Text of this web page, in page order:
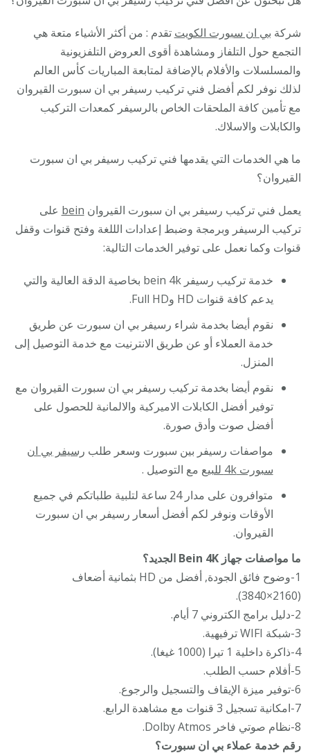
شركة بي ان سبورت الكويت تقدم : من أكثر الأشياء متعة هي
التجمع حول التلفاز ومشاهدة أقوى العروض التلفزيونية
والمسلسلات والأفلام بالإضافة لمتابعة المباريات كأس العالم
لذلك نوفر لكم أفضل فني تركيب رسيفر بي ان سبورت القيروان
مع تأمين كافة الملحقات الخاص بالرسيفر كمعدات التركيب
والكابلات والاسلاك.
ما هي الخدمات التي يقدمها فني تركيب رسيفر بي ان سبورت
القيروان؟
يعمل فني تركيب رسيفر بي ان سبورت القيروان bein على
تركيب الرسيفر وبرمجة وضبط إعدادات الللغة وفتح قنوات وقفل
قنوات وكما نعمل على توفير الخدمات التالية:
خدمة تركيب رسيفر bein 4k بخاصية الدقة العالية والتي
يدعم كافة قنوات HD وFull HD.
نقوم أيضا بخدمة شراء رسيفر بي ان سبورت عن طريق
خدمة العملاء أو عن طريق الانترنيت مع خدمة التوصيل إلى
المنزل.
نقوم أيضا بخدمة تركيب رسيفر بي ان سبورت القيروان مع
توفير أفضل الكابلات الاميركية والالمانية للحصول على
أفضل صوت وأدق صورة.
مواصفات رسيفر بين سبورت وسعر طلب رسيفر بي ان
سبورت 4k للبيع
مع التوصيل .
متوافرون على مدار 24 ساعة لتلبية طلباتكم في جميع
الأوقات ونوفر لكم أفضل أسعار رسيفر بي ان سبورت
القيروان.
ما مواصفات جهاز Bein 4K الجديد؟
1-وضوح فائق الجودة, أفضل من HD بثمانية أضعاف
(2160×3840).
2-دليل برامج الكتروني 7 أيام.
3-شبكة WIFI ترفيهية.
4-ذاكرة داخلية 1 تيرا (1000 غيغا).
5-أفلام حسب الطلب.
6-توفير ميزة الإيقاف والتسجيل والرجوع.
7-امكانية تسجيل 3 قنوات مع مشاهدة الرابع.
8-نظام صوتي فاخر Dolby Atmos.
رقم خدمة عملاء بي ان سبورت؟